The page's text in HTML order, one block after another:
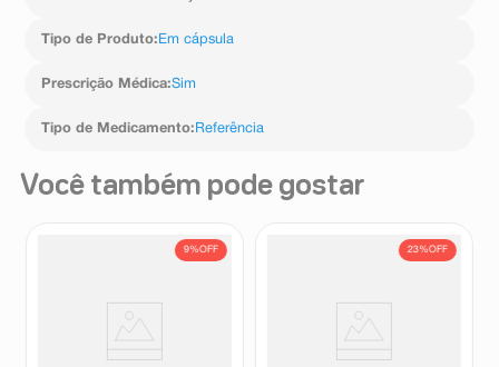
Tipo de Produto: Em cápsula
Prescrição Médica:Sim
Tipo de Medicamento: Referência
Você também pode gostar
9%OFF 23%OFF